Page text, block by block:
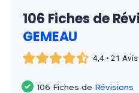
106 Fiches de
GEMEAU
4,4 • 21 Avis
106 Fiches de Révisions